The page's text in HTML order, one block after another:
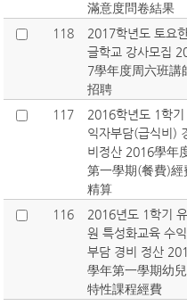
滿意度問卷結果
118
2017학년도 토요
글학교 강사모집
7學年度周六班講
招聘
117
2016학년도 1학기
익자부담(급식비)
비정산 2016學年
第一學期(餐費)經
精算
116
2016년도 1학기 유
원 특성화교육 수
부담 경비 정산
學年第一學期幼
特性課程經費